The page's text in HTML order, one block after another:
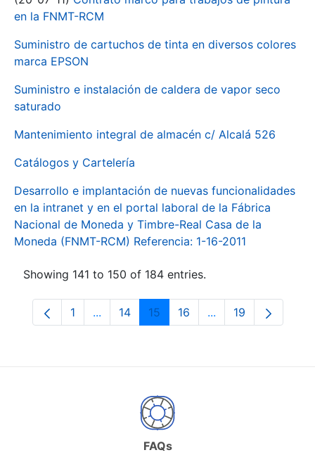
en la FNMT-RCM
Suministro de cartuchos de tinta en diversos colores
marca EPSON
Suministro e instalación de caldera de vapor seco
saturado
Mantenimiento integral de almacén c/ Alcalá 526
Catálogos y Cartelería
Desarrollo e implantación de nuevas funcionalidades
en la intranet y en el portal laboral de la Fábrica
Nacional de Moneda y Timbre-Real Casa de la
Moneda (FNMT-RCM) Referencia: 1-16-2011
Showing 141 to 150 of 184 entries.
Page
1 ...Intermediate Pages Use TAB to navigate.
Page
14 Page
15 Page
16 ...Intermediate
Page
19
FAQs